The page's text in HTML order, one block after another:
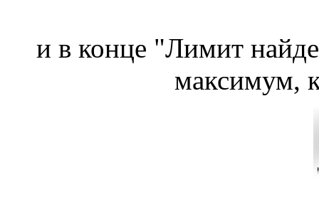
и в конце "Лимит
максимум,